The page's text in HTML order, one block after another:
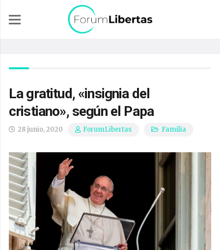
La gratitud, «insignia del
cristiano», según el Papa
28 junio, 2020 ForumLibertas Familia